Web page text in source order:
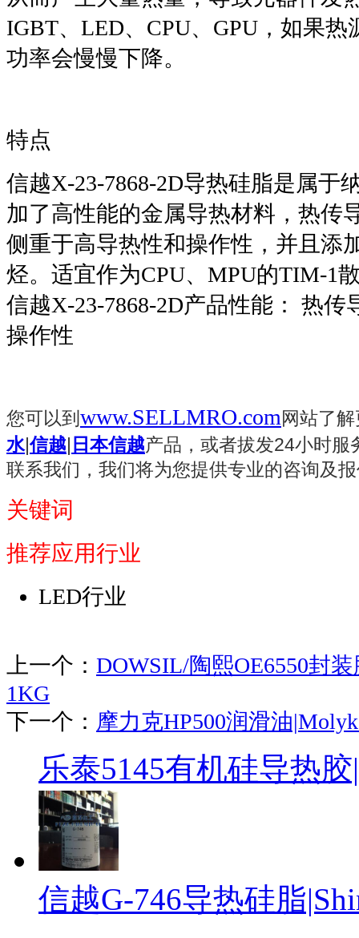
IGBT、LED、CPU、GPU，如果
功率会慢慢下降。
特点
信越X-23-7868-2D导热硅脂是属于
加了高性能的金属导热材料，热传
侧重于高导热性和操作性，并且添
烃。适宜作为CPU、MPU的TIM-1
信越X-23-7868-2D产品性能： 热传
操作性
您可以到 www.SELLMRO.com网站了
水|信越| 日本信越产品，或者拔发24小时
联系我们，我们将为您提供专业的咨询及
关键词
推荐应用行业
LED行业
上一个： DOWSIL/陶熙OE6550封
1KG
下一个： 摩力克HP500润滑油
乐泰5145有机硅导热胶
信越G-746导热硅脂